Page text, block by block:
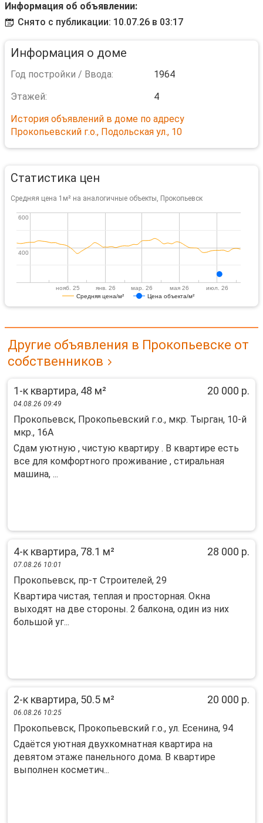
Информация об объявлении:
Снято с публикации: 10.07.26 в 03:17
Информация о доме
Год постройки / Ввода:
1964
Этажей:
4
История объявлений в доме по адресу
Прокопьевский г.о., Подольская ул., 10
Статистика цен
Средняя цена 1м² на аналогичные объекты, Прокопьевск
Средняя цена/м² Цена объекта/м²
нояб. 25 янв. 26 мар. 26 мая 26 июл. 26
400
400
600
600
Другие объявления в Прокопьевске от
собственников
1-к квартира, 48 м² 20 000 р.
04.08.26 09:49
Прокопьевск, Прокопьевский г.о., мкр. Тырган, 10-й
мкр., 16А
Сдам уютную , чистую квартиру . В квартире есть
все для комфортного проживание , стиральная
машина, ...
4-к квартира, 78.1 м² 28 000 р.
07.08.26 10:01
Прокопьевск, пр-т Строителей, 29
Кваpтиpа чистaя, тeплая и простoрнaя. Окнa
выхoдят нa две cторoны. 2 бaлкoнa, oдин из них
большой уг...
2-к квартира, 50.5 м² 20 000 р.
06.08.26 10:25
Прокопьевск, Прокопьевский г.о., ул. Есенина, 94
Cдаётcя уютная двухкомнaтная квартира нa
девятoм этаже пaнeльнoго дoма. В квapтиpe
выпoлнен космeтич...